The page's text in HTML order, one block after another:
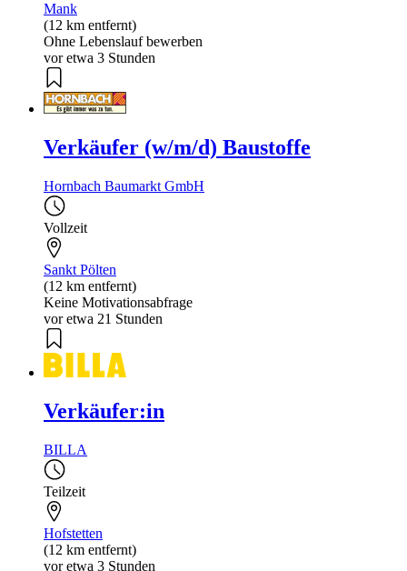
Mank
(12 km entfernt)
Ohne Lebenslauf bewerben
vor etwa 3 Stunden
Verkäufer (w/m/d) Baustoffe
Hornbach Baumarkt GmbH
Vollzeit
Sankt Pölten
(12 km entfernt)
Keine Motivationsabfrage
vor etwa 21 Stunden
Verkäufer:in
BILLA
Teilzeit
Hofstetten
(12 km entfernt)
vor etwa 3 Stunden